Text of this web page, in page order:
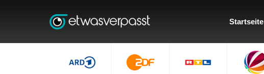
Startseite